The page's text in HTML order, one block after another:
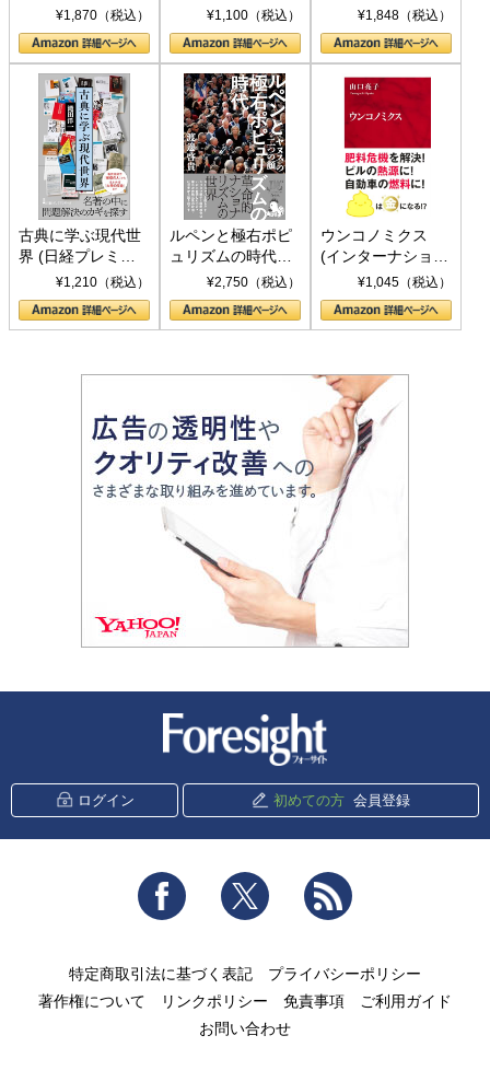
トランプとBRICS
の挑戦
¥1,870（税込）
下、ソ連参戦、そ
して聖断 (PHP新
書)
¥1,100（税込） ¥1,848（税込）
古典に学ぶ現代世
界 (日経プレミア
シリーズ)¥1,210（税込）
ルペンと極右ポピ
ュリズムの時代：
〈ヤヌス〉の二つ
の顔
¥2,750（税込）
ウンコノミクス
(インターナショナ
ル新書)¥1,045（税込）
ログイン 初めての方 会員登録
Facebook Twitter
特定商取引法に基づく表記
プライバシーポリシー
著作権について
リンクポリシー 免責事項
ご利用ガイド
お問い合わせ